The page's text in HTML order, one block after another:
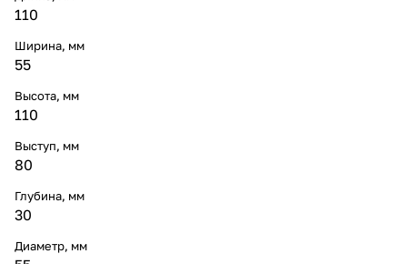
110
Ширина, мм
55
Высота, мм
110
Выступ, мм
80
Глубина, мм
30
Диаметр, мм